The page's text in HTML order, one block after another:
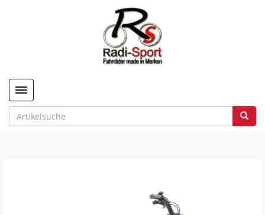
Toggle navigation